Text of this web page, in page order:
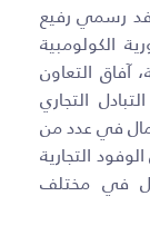
رسمي رفيع
الكولومبية
آفاق التعاون
التجاري
في عدد من
التجارية
في مختلف